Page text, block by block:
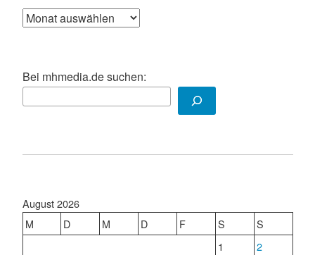
Archiv
Bei mhmedia.de suchen:
August 2026
M
D M D F S
S
1
2